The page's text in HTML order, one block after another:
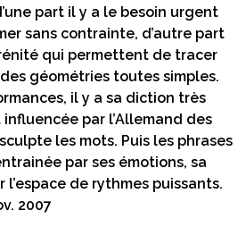
part il y a le besoin urgent
sans contrainte, d’autre part
qui permettent de tracer
géométries toutes simples.
il y a sa diction très
par l’Allemand des
les mots. Puis les phrases
par ses émotions, sa
l’espace de rythmes puissants.
2007